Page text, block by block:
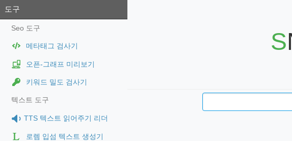
도구
Seo 도구
메타태그 검사기
오픈-그래프 미리보기
키워드 밀도 검사기
텍스트 도구
TTS 텍스트 읽어주기 리더
로렘 입섬 텍스트 생성기